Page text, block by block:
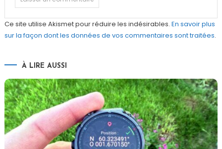
Ce site utilise Akismet pour réduire les indésirables. En savoir plus
sur la façon dont les données de vos commentaires sont traitées.
À LIRE AUSSI